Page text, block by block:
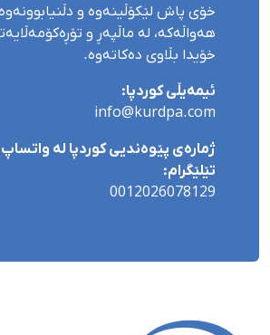
خۆی پاش لێکۆڵینەوە و
هەواڵەکە، لە ماڵپەڕ و
خۆیدا بڵاوی دەکاتەوە.
ئیمەیڵی کوردپا:
info@kurdpa.com
ژمارەی پێوەندیی کوردپا لە
تێلێگرام:
0012026078129